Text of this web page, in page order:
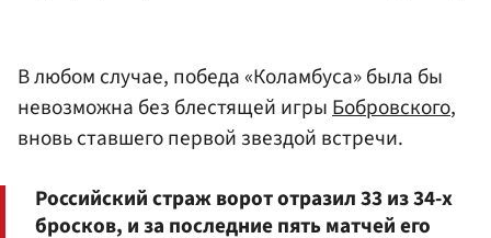
В любом случае, победа «Коламбуса» была бы
невозможна без блестящей игрыБобровского,
вновь ставшего первой звездой встречи.
Российский страж ворот отразил 33 из 34-х
бросков, и за последние пять матчей его